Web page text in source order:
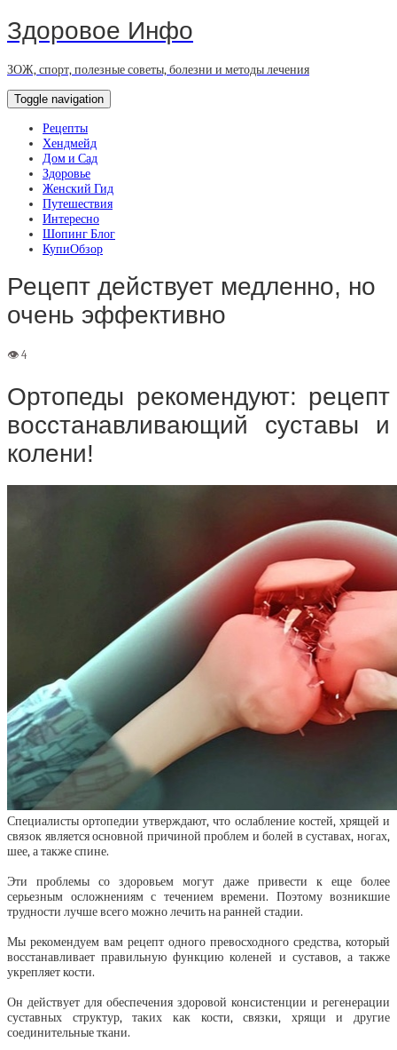
Здоровое Инфо
ЗОЖ, спорт, полезные советы, болезни и методы лечения
Toggle navigation
Рецепты
Хендмейд
Дом и Сад
Здоровье
Женский Гид
Путешествия
Интересно
Шопинг Блог
КупиОбзор
Рецепт действует медленно, но
очень эффективно
Ортопеды рекомендуют: рецепт
восстанавливающий суставы и
колени!
Специалисты ортопедии утверждают, что ослабление костей, хрящей и
связок является основной причиной проблем и болей в суставах, ногах,
шее, а также спине.
Эти проблемы со здоровьем могут даже привести к еще более
серьезным осложнениям с течением времени. Поэтому возникшие
трудности лучше всего можно лечить на ранней стадии.
Мы рекомендуем вам рецепт одного превосходного средства, который
восстанавливает правильную функцию коленей и суставов, а также
укрепляет кости.
Он действует для обеспечения здоровой консистенции и регенерации
суставных структур, таких как кости, связки, хрящи и другие
соединительные ткани.